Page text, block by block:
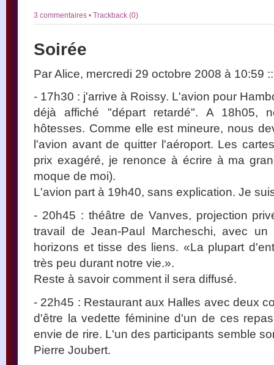
3 commentaires • Trackback (0)
Soirée
Par Alice, mercredi 29 octobre 2008 à 10:59 ::
- 17h30 : j'arrive à Roissy. L'avion pour
déjà affiché "départ retardé". A 18h05,
hôtesses. Comme elle est mineure, nous
l'avion avant de quitter l'aéroport. Les
prix exagéré, je renonce à écrire à ma
moque de moi).
L'avion part à 19h40, sans explication. Je
- 20h45 : théâtre de Vanves, projection
travail de Jean-Paul Marcheschi, avec
horizons et tisse des liens. «La plupart
très peu durant notre vie.».
Reste à savoir comment il sera diffusé.
- 22h45 : Restaurant aux Halles avec deux
d'être la vedette féminine d'un de ces
envie de rire. L'un des participants semble
Pierre Joubert.